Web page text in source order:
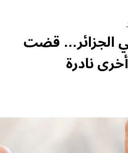
الجزائر… قضت
نادرة